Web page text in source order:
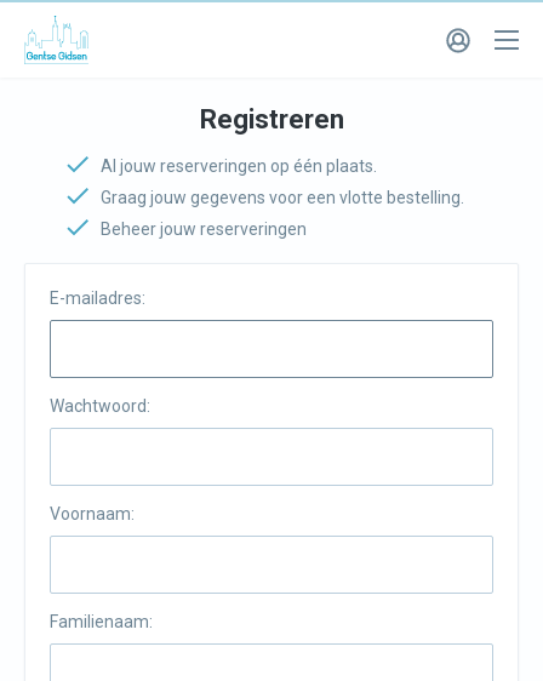
Registreren
Al jouw reserveringen op één plaats.
Graag jouw gegevens voor een vlotte bestelling.
Beheer jouw reserveringen
E-mailadres:
Wachtwoord:
Voornaam:
Familienaam: